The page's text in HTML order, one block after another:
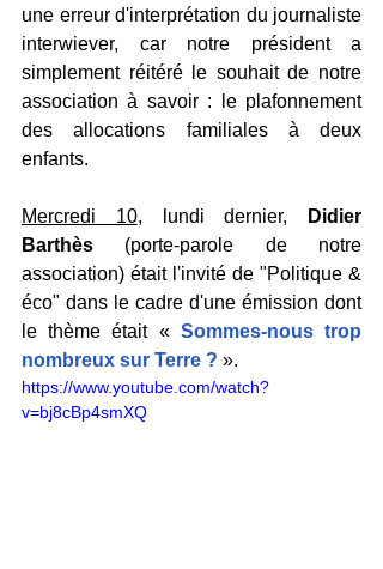
une erreur d'interprétation du journaliste
interwiever, car notre président a
simplement réitéré le souhait de notre
association à savoir : le plafonnement
des allocations familiales à deux
enfants.
Mercredi 10, lundi dernier,
Didier
Barthès (porte-parole de notre
association) était l'invité de "Politique &
éco" dans le cadre d'une émission dont
le thème était « Sommes-nous trop
nombreux sur Terre ? ».
https://www.youtube.com/watch?
v=bj8cBp4smXQ